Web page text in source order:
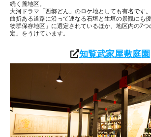
続く麓地区。
大河ドラマ「西郷どん」のロケ地としても有名です
曲折ある道路に沿って連なる石垣と生垣の景観にも
物群保存地区」に選定されているほか、地区内の7
定」をうけています。
知覧武家屋敷庭園